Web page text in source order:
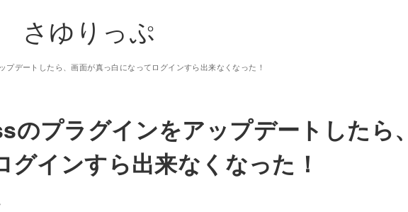
さゆりっぷ
デートしたら、画面が真っ白になってログインすら出来なくなった！
のプラグインをアップデートしたら
グインすら出来なくなった！